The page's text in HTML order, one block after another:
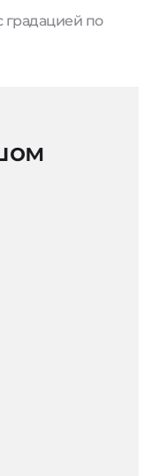
градацией по